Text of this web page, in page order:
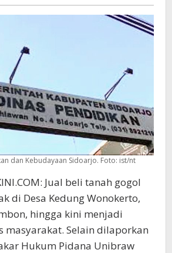
SMKN
Dijerat
Korupsi
dan Kebudayaan Sidoarjo. Foto: ist/nt
Jual beli tanah gogol
di Desa Kedung Wonokerto,
hingga kini menjadi
masyarakat. Selain dilaporkan
Hukum Pidana Unibraw